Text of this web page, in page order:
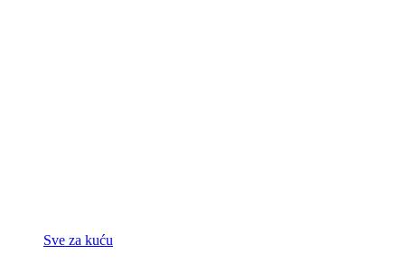
Sve za kuću